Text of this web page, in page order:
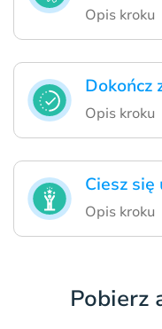
Opis kroku
Dokończ
Opis kroku
Ciesz się
Opis kroku
Pobierz